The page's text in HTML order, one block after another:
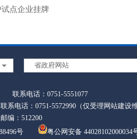
点企业挂牌
省政府网站
联系电话：0751-5551077
联系电话：0751-5572990（仅受理网站建设
邮编：512200
号 粤公网安备 44028102000034